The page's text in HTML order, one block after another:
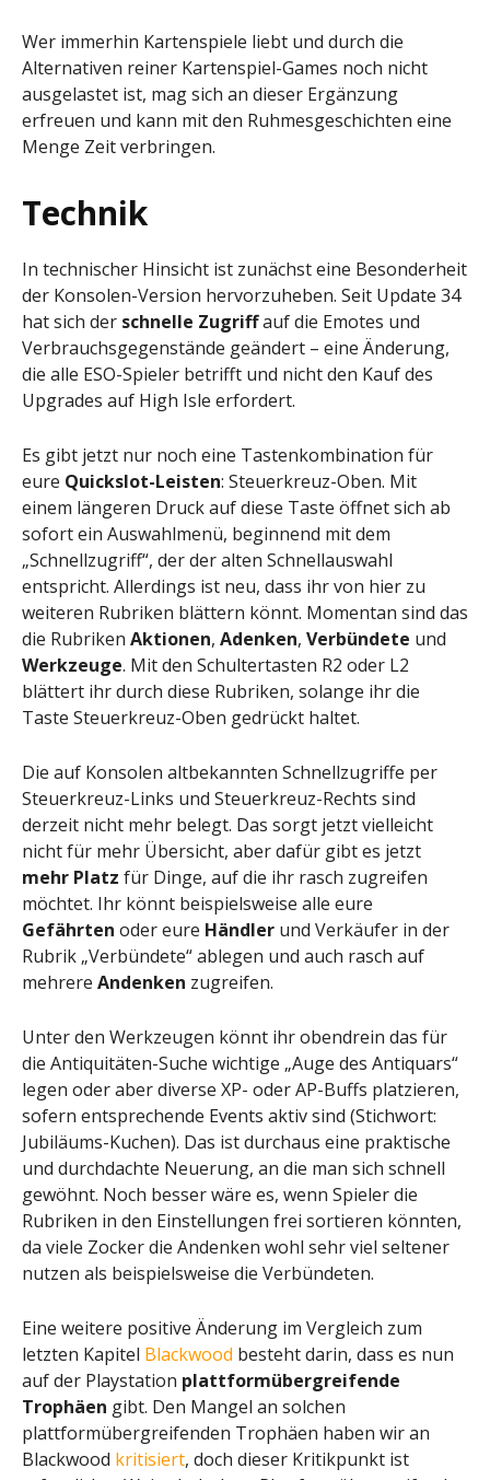
Wer immerhin Kartenspiele liebt und durch die
Alternativen reiner Kartenspiel-Games noch nicht
ausgelastet ist, mag sich an dieser Ergänzung
erfreuen und kann mit den Ruhmesgeschichten eine
Menge Zeit verbringen.
Technik
In technischer Hinsicht ist zunächst eine Besonderheit
der Konsolen-Version hervorzuheben. Seit Update 34
hat sich der schnelle Zugriffauf die Emotes und
Verbrauchsgegenstände geändert – eine Änderung,
die alle ESO-Spieler betrifft und nicht den Kauf des
Upgrades auf High Isle erfordert.
Es gibt jetzt nur noch eine Tastenkombination für
eure Quickslot-Leisten: Steuerkreuz-Oben. Mit
einem längeren Druck auf diese Taste öffnet sich ab
sofort ein Auswahlmenü, beginnend mit dem
„Schnellzugriff“, der der alten Schnellauswahl
entspricht. Allerdings ist neu, dass ihr von hier zu
weiteren Rubriken blättern könnt. Momentan sind das
die Rubriken Aktionen, Adenken, Verbündete und
Werkzeuge. Mit den Schultertasten R2 oder L2
blättert ihr durch diese Rubriken, solange ihr die
Taste Steuerkreuz-Oben gedrückt haltet.
Die auf Konsolen altbekannten Schnellzugriffe per
Steuerkreuz-Links und Steuerkreuz-Rechts sind
derzeit nicht mehr belegt. Das sorgt jetzt vielleicht
nicht für mehr Übersicht, aber dafür gibt es jetzt
mehr Platz für Dinge, auf die ihr rasch zugreifen
möchtet. Ihr könnt beispielsweise alle eure
Gefährten oder eure Händler und Verkäufer in der
Rubrik „Verbündete“ ablegen und auch rasch auf
mehrere Andenken zugreifen.
Unter den Werkzeugen könnt ihr obendrein das für
die Antiquitäten-Suche wichtige „Auge des Antiquars“
legen oder aber diverse XP- oder AP-Buffs platzieren,
sofern entsprechende Events aktiv sind (Stichwort:
Jubiläums-Kuchen). Das ist durchaus eine praktische
und durchdachte Neuerung, an die man sich schnell
gewöhnt. Noch besser wäre es, wenn Spieler die
Rubriken in den Einstellungen frei sortieren könnten,
da viele Zocker die Andenken wohl sehr viel seltener
nutzen als beispielsweise die Verbündeten.
Eine weitere positive Änderung im Vergleich zum
letzten Kapitel Blackwood besteht darin, dass es nun
auf der Playstation plattformübergreifende
Trophäen gibt. Den Mangel an solchen
plattformübergreifenden Trophäen haben wir an
Blackwood kritisiert, doch dieser Kritikpunkt ist